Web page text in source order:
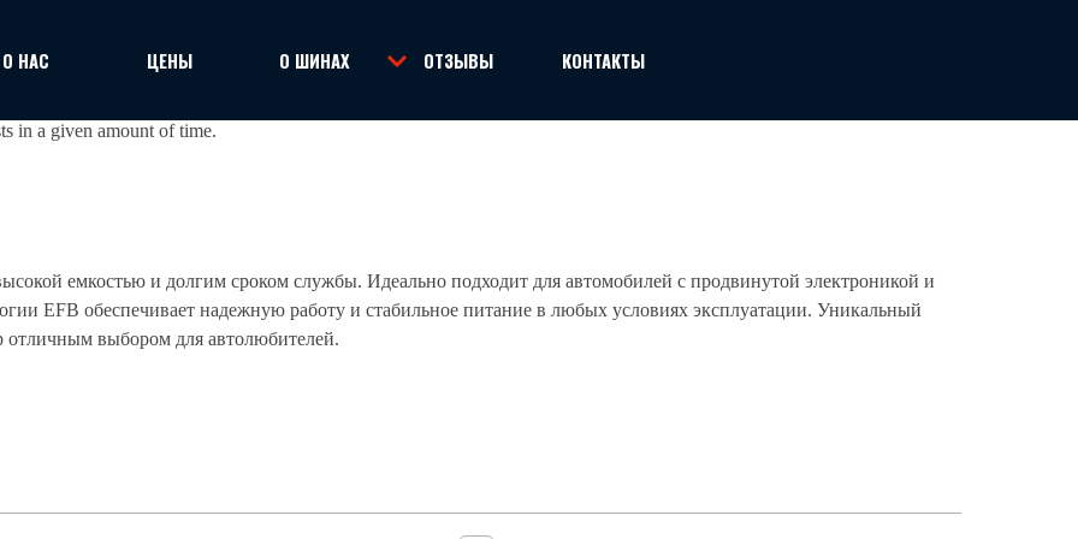
▼
О НАС ЦЕНЫ О ШИНАХ ▼
ОТЗЫВЫ КОНТАКТЫ
in a given amount of time.
емкостью и долгим сроком службы. Идеально подходит для автомобилей с продвинутой электроникой и
EFB обеспечивает надежную работу и стабильное питание в любых условиях эксплуатации. Уникальный
отличным выбором для автолюбителей.